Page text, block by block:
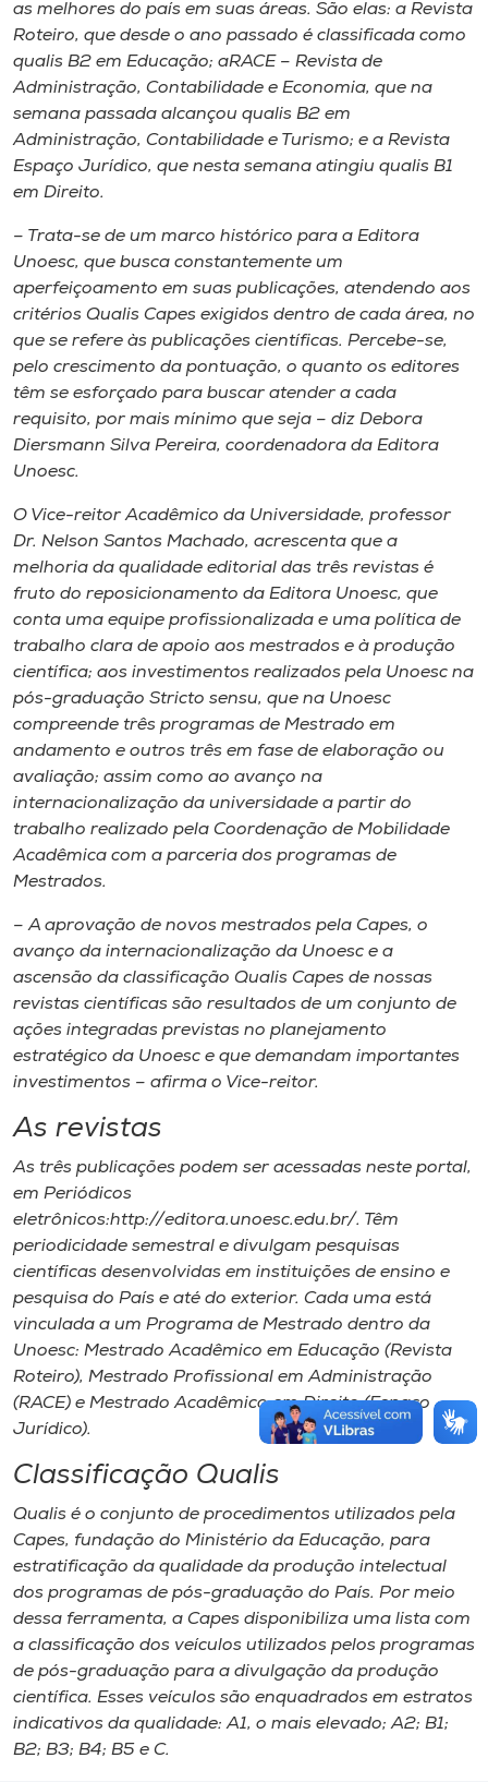
Selecione
o idioma
A+
A-
as melhores do país em suas áreas. São elas: a Revista
Roteiro, que desde o ano passado é classificada como
qualis B2 em Educação; aRACE – Revista de
Administração, Contabilidade e Economia, que na
semana passada alcançou qualis B2 em
Administração, Contabilidade e Turismo; e a Revista
Espaço Jurídico, que nesta semana atingiu qualis B1
em Direito.
– Trata-se de um marco histórico para a Editora
Unoesc, que busca constantemente um
aperfeiçoamento em suas publicações, atendendo aos
critérios Qualis Capes exigidos dentro de cada área, no
que se refere às publicações científicas. Percebe-se,
pelo crescimento da pontuação, o quanto os editores
têm se esforçado para buscar atender a cada
requisito, por mais mínimo que seja – diz Debora
Diersmann Silva Pereira, coordenadora da Editora
Unoesc.
O Vice-reitor Acadêmico da Universidade, professor
Dr. Nelson Santos Machado, acrescenta que a
melhoria da qualidade editorial das três revistas é
fruto do reposicionamento da Editora Unoesc, que
conta uma equipe profissionalizada e uma política de
trabalho clara de apoio aos mestrados e à produção
científica; aos investimentos realizados pela Unoesc na
pós-graduação Stricto sensu, que na Unoesc
compreende três programas de Mestrado em
andamento e outros três em fase de elaboração ou
avaliação; assim como ao avanço na
internacionalização da universidade a partir do
trabalho realizado pela Coordenação de Mobilidade
Acadêmica com a parceria dos programas de
Mestrados.
– A aprovação de novos mestrados pela Capes, o
avanço da internacionalização da Unoesc e a
ascensão da classificação Qualis Capes de nossas
revistas científicas são resultados de um conjunto de
ações integradas previstas no planejamento
estratégico da Unoesc e que demandam importantes
investimentos – afirma o Vice-reitor.
As revistas
As três publicações podem ser acessadas neste portal,
em Periódicos
eletrônicos:http://editora.unoesc.edu.br/. Têm
periodicidade semestral e divulgam pesquisas
científicas desenvolvidas em instituições de ensino e
pesquisa do País e até do exterior. Cada uma está
vinculada a um Programa de Mestrado dentro da
Unoesc: Mestrado Acadêmico em Educação (Revista
Roteiro), Mestrado Profissional em Administração
(RACE) e Mestrado Acadêmico em Direito (Espaço
Jurídico).
Classificação Qualis
Qualis é o conjunto de procedimentos utilizados pela
Capes, fundação do Ministério da Educação, para
estratificação da qualidade da produção intelectual
dos programas de pós-graduação do País. Por meio
dessa ferramenta, a Capes disponibiliza uma lista com
a classificação dos veículos utilizados pelos programas
de pós-graduação para a divulgação da produção
científica. Esses veículos são enquadrados em estratos
indicativos da qualidade: A1, o mais elevado; A2; B1;
B2; B3; B4; B5 e C.